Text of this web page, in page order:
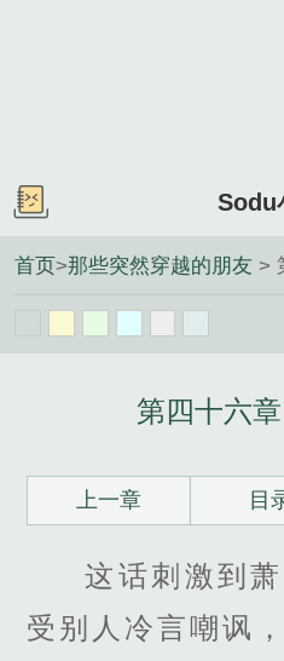
Sodu
首页>那些突然穿越的朋友 >
第四十六
上一章 目
这话刺激到
受别人冷言嘲讽